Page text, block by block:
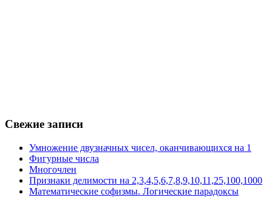
Свежие записи
Умножение двузначных чисел, оканчивающихся на 1
Фигурные числа
Многочлен
Признаки делимости на 2,3,4,5,6,7,8,9,10,11,25,100,1000
Математические софизмы. Логические парадоксы